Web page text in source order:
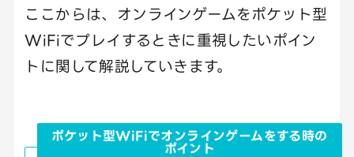
ここからは、オンラインゲームをポケット型
WiFiでプレイするときに重視したいポイン
トに関して解説していきます。
ポケット型WiFiでオンラインゲームをする時の
ポイント